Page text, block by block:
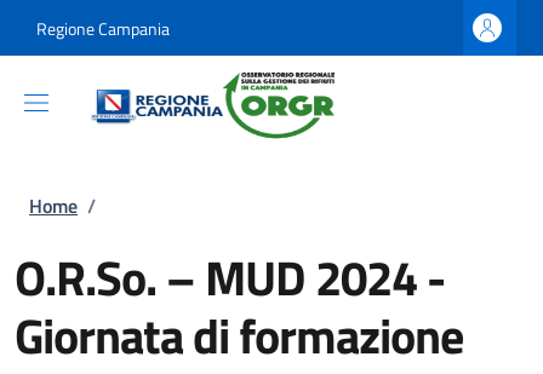
Regione Campania
Briciole di pane
Home /
O.R.So. – MUD 2024 -
Giornata di formazione